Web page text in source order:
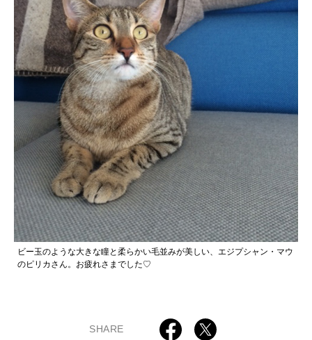
ビー玉のような大きな瞳と柔らかい毛並みが美しい、エジプシャン・マウ
のピリカさん。お疲れさまでした♡
SHARE